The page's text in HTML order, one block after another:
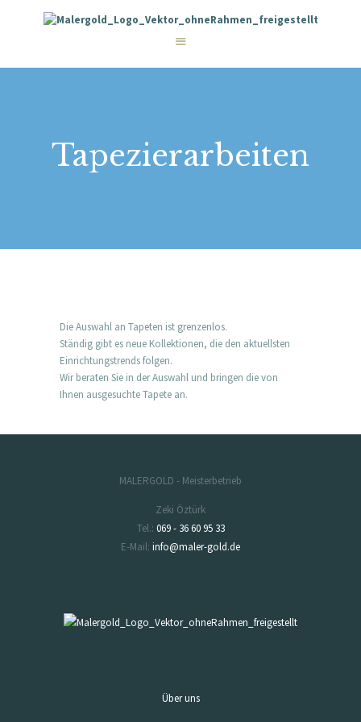
Tapezierarbeiten
STARTSEITE
WIE WIR ARBEITEN
KONTAKT
Die Auswahl an Tapeten ist grenzenlos.
Ständig gibt es neue Kollektionen, die den aktuellsten
Einrichtungstrends folgen.
Wir beraten Sie in der Auswahl und bringen die von
Ihnen ausgesuchte Tapete an.
MALERGOLD - Meisterbetrieb
Zeki Öztürk
Tel.: 069 - 36 60 95 33
E-Mail: info@maler-gold.de
Über uns